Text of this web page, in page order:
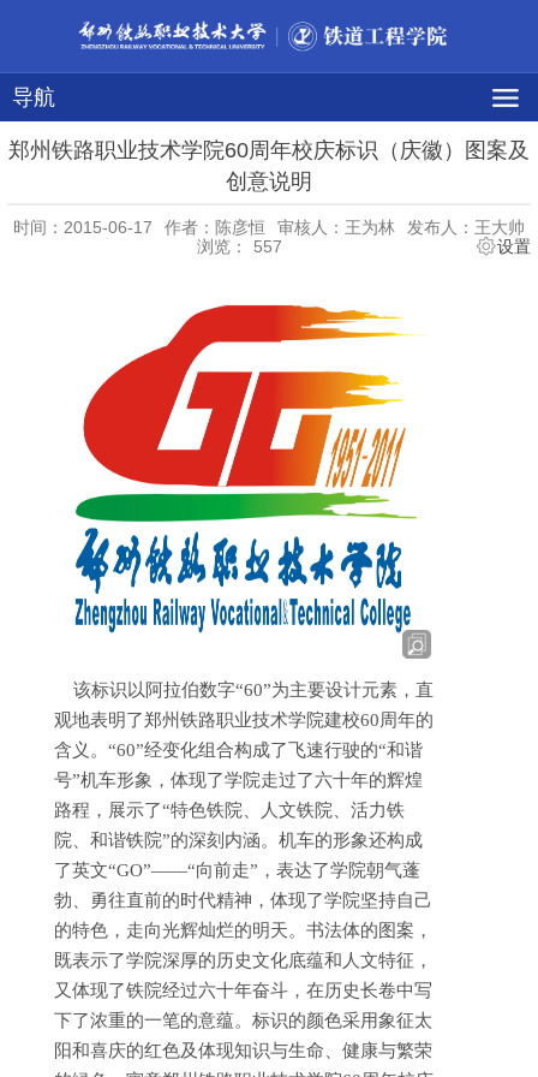
导航
郑州铁路职业技术学院60周年校庆标识（庆徽）图案及
创意说明
时间：2015-06-17 作者：陈彦恒 审核人：王为林
发布人：王大帅
浏览：
557 设置
该标识以阿拉伯数字“60”为主要设计元素，直
观地表明了郑州铁路职业技术学院建校60周年的
含义。“60”经变化组合构成了飞速行驶的“和谐
号”机车形象，体现了学院走过了六十年的辉煌
路程，展示了“特色铁院、人文铁院、活力铁
院、和谐铁院”的深刻内涵。机车的形象还构成
了英文“GO”——“向前走”，表达了学院朝气蓬
勃、勇往直前的时代精神，体现了学院坚持自己
的特色，走向光辉灿烂的明天。书法体的图案，
既表示了学院深厚的历史文化底蕴和人文特征，
又体现了铁院经过六十年奋斗，在历史长卷中写
下了浓重的一笔的意蕴。标识的颜色采用象征太
阳和喜庆的红色及体现知识与生命、健康与繁荣